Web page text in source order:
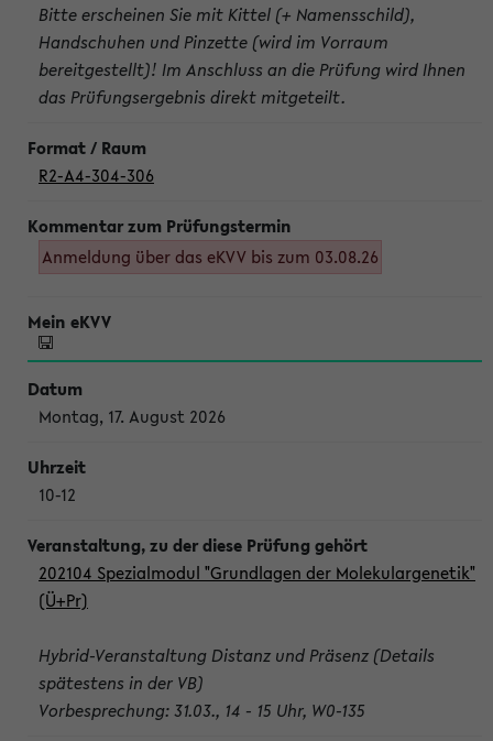
Bitte erscheinen Sie mit Kittel (+ Namensschild),
Handschuhen und Pinzette (wird im Vorraum
bereitgestellt)! Im Anschluss an die Prüfung wird Ihnen
das Prüfungsergebnis direkt mitgeteilt.
R2-A4-304-306
Anmeldung über das eKVV bis zum 03.08.26
Montag, 17. August 2026
10-12
202104 Spezialmodul "Grundlagen der Molekulargenetik"
(Ü+Pr)
Hybrid-Veranstaltung Distanz und Präsenz (Details
spätestens in der VB)
Vorbesprechung: 31.03., 14 - 15 Uhr, W0-135